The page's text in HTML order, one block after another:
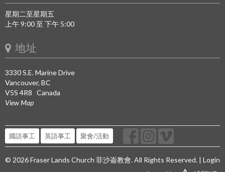
星期二至星期五
上午 9:00 至 下午 5:00
地址
3330 S.E. Marine Drive
Vancouver, BC
V5S 4R8 Canada
View Map
國語事工 英語事工 聚會/活動
© 2026 Fraser Lands Church 菲沙崙教會. All Rights Reserved. | Login